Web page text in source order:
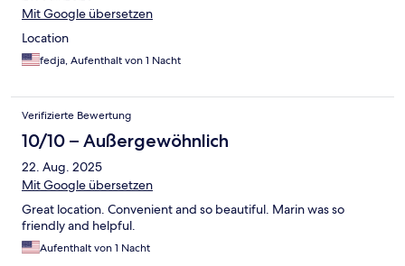
Mit Google übersetzen
Location
fedja, Aufenthalt von 1 Nacht
Verifizierte Bewertung
10/10 – Außergewöhnlich
22. Aug. 2025
Mit Google übersetzen
Great location. Convenient and so beautiful. Marin was so
friendly and helpful.
Aufenthalt von 1 Nacht